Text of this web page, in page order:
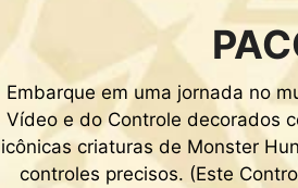
Embarque em uma jornada no
Vídeo e do Controle decorados
icônicas criaturas de Monster
controles precisos. (Este